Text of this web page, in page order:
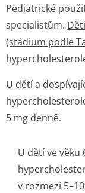
Pediatrické
specialistům.
(stádium podle
U dětí a
5 mg denně.
U dětí ve
v rozmezí